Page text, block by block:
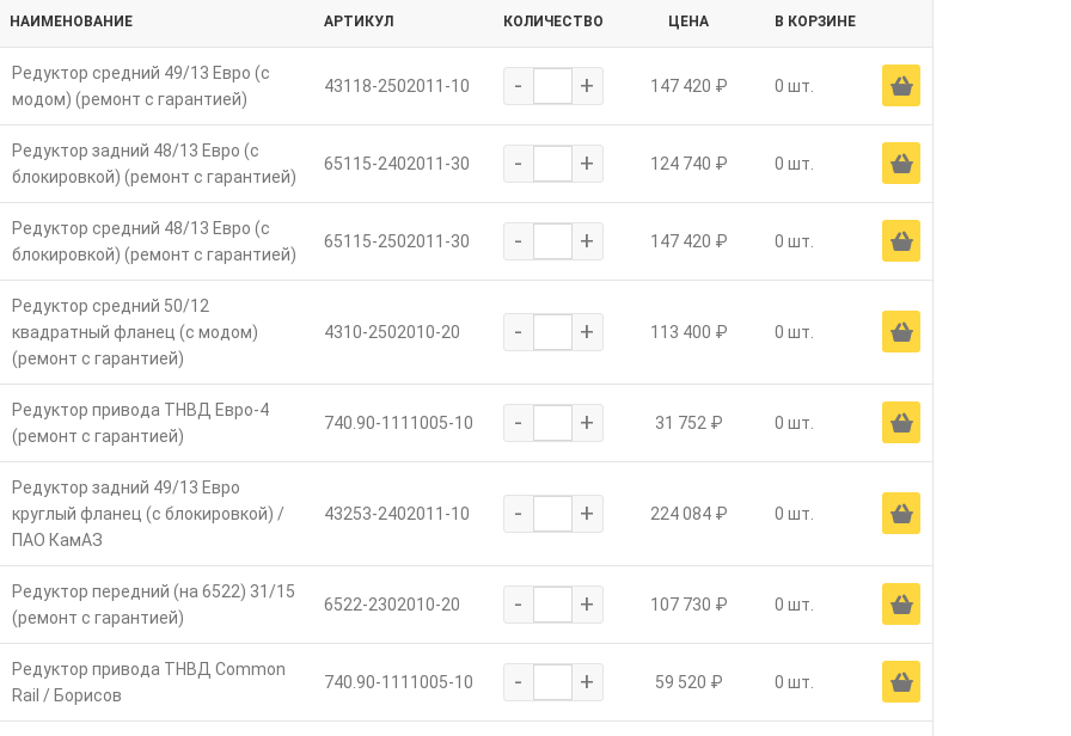
НАИМЕНОВАНИЕ АРТИКУЛ КОЛИЧЕСТВО ЦЕНА В КОРЗИНЕ
Редуктор средний 49/13 Евро (с
модом) (ремонт с гарантией)
43118-2502011-10 - + 147 420 ₽ 0 шт. Ä
Редуктор задний 48/13 Евро (с
блокировкой) (ремонт с гарантией)
65115-2402011-30 - + 124 740 ₽ 0 шт. Ä
Редуктор средний 48/13 Евро (с
блокировкой) (ремонт с гарантией)
65115-2502011-30 - + 147 420 ₽ 0 шт. Ä
Редуктор средний 50/12
квадратный фланец (с модом)
(ремонт с гарантией)
4310-2502010-20 - + 113 400 ₽ 0 шт. Ä
Редуктор привода ТНВД Евро-4
(ремонт с гарантией)
740.90-1111005-10 - + 31 752 ₽ 0 шт. Ä
Редуктор задний 49/13 Евро
круглый фланец (с блокировкой) /
ПАО КамАЗ
43253-2402011-10 - + 224 084 ₽ 0 шт. Ä
Редуктор передний (на 6522) 31/15
(ремонт с гарантией)
6522-2302010-20 - + 107 730 ₽ 0 шт. Ä
Редуктор привода ТНВД Common
Rail / Борисов
740.90-1111005-10 - + 59 520 ₽ 0 шт. Ä